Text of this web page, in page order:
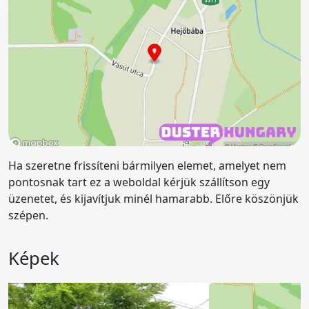
Ha szeretne frissíteni bármilyen elemet, amelyet nem
pontosnak tart ez a weboldal kérjük szállítson egy
üzenetet, és kijavítjuk minél hamarabb. Előre köszönjük
szépen.
Képek